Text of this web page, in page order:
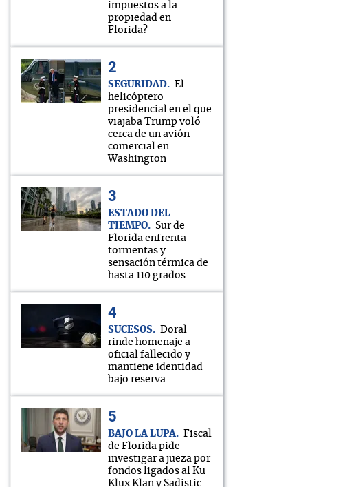
impuestos a la
propiedad en
Florida?
SEGURIDAD
El
helicóptero
presidencial en el que
viajaba Trump voló
cerca de un avión
comercial en
Washington
ESTADO DEL
TIEMPO
Sur de
Florida enfrenta
tormentas y
sensación térmica de
hasta 110 grados
SUCESOS
Doral
rinde homenaje a
oficial fallecido y
mantiene identidad
bajo reserva
BAJO LA LUPA
Fiscal
de Florida pide
investigar a jueza por
fondos ligados al Ku
Klux Klan y Sadistic